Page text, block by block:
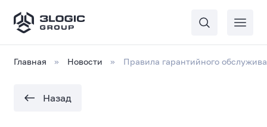
Главная Новости Правила гарантийного
Назад